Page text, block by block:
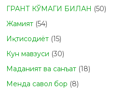
ГРАНТ КЎМАГИ БИЛАН (50)
Жамият (54)
Иқтисодиёт (15)
Кун мавзуси (30)
Маданият ва санъат (18)
Менда савол бор (8)